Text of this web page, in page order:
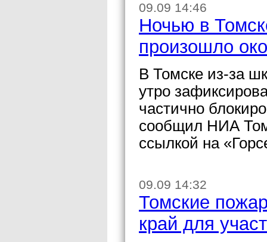
09.09 14:46
Ночью в
произошло
В Томске из-за
утро
частично
сообщил НИА
ссылкой на
09.09 14:32
Томские
край для